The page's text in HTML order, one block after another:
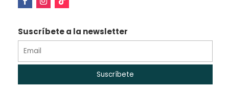
Suscríbete a la newsletter